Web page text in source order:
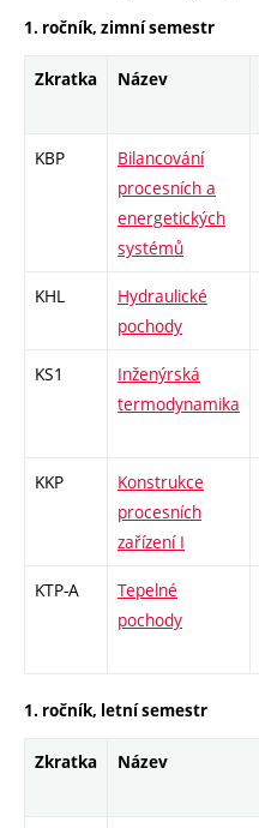
1. ročník, zimní semestr
Zkratka Název
KBP
Bilancování
procesních a
energetických
systémů
KHL
Hydraulické
pochody
KS1
Inženýrská
termodynamika
KKP
Konstrukce
procesních
zařízení I
KTP-A
Tepelné
pochody
1. ročník, letní semestr
Zkratka Název